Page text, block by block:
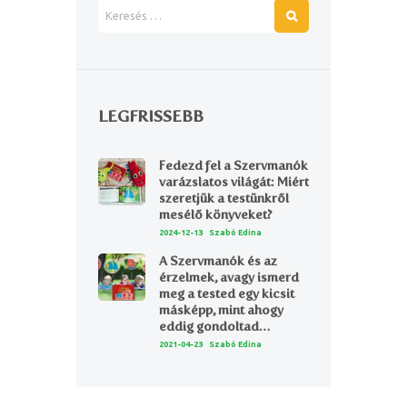
LEGFRISSEBB
Fedezd fel a Szervmanók
varázslatos világát: Miért
szeretjük a testünkről
mesélő könyveket?
2024-12-13 Szabó Edina
A Szervmanók és az
érzelmek, avagy ismerd
meg a tested egy kicsit
másképp, mint ahogy
eddig gondoltad…
2021-04-23 Szabó Edina